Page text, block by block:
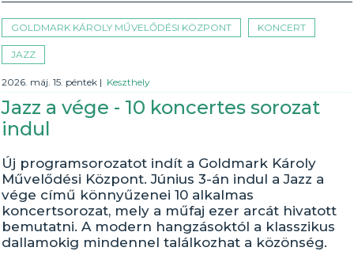
GOLDMARK KÁROLY MŰVELŐDÉSI KÖZPONT KONCERT
JAZZ
2026. máj. 15. péntek | Keszthely
Jazz a vége - 10 koncertes sorozat
indul
Új programsorozatot indít a Goldmark Károly
Művelődési Központ. Június 3-án indul a Jazz a
vége című könnyűzenei 10 alkalmas
koncertsorozat, mely a műfaj ezer arcát hivatott
bemutatni. A modern hangzásoktól a klasszikus
dallamokig mindennel találkozhat a közönség.